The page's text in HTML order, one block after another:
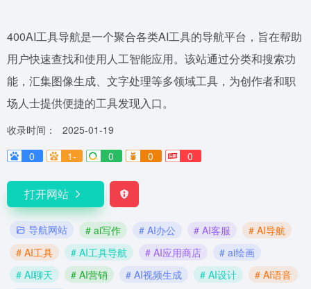
400AI工具导航是一个聚合各类AI工具的导航平台，旨在帮助
用户快速查找和使用人工智能应用。该站通过分类和搜索功
能，汇集图像生成、文字处理等多领域工具，为创作者和职
场人士提供便捷的工具发现入口。
收录时间：
2025-01-19
0
1- 0 0 0
打开网站
导航网站 # ai写作 # AI办公 # AI客服
# AI导航
# AI工具
# AI工具导航 # AI应用商店
# ai绘画
# AI聊天
# AI营销 # AI视频生成 # AI设计
# AI语音